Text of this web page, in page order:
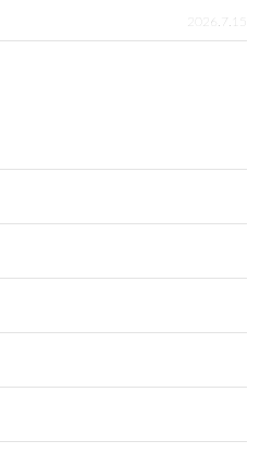
2026.7.15